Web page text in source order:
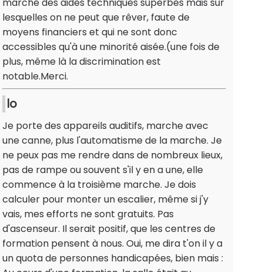
lesquelles on ne peut que rêver, faute de
moyens financiers et qui ne sont donc
accessibles qu'à une minorité aisée.(une fois de
plus, même là la discrimination est
notable.Merci.
lo
Je porte des appareils auditifs, marche avec
une canne, plus l'automatisme de la marche. Je
ne peux pas me rendre dans de nombreux lieux,
pas de rampe ou souvent s'il y en a une, elle
commence à la troisième marche. Je dois
calculer pour monter un escalier, même si j'y
vais, mes efforts ne sont gratuits. Pas
d'ascenseur. Il serait positif, que les centres de
formation pensent à nous. Oui, me dira t'on il y a
un quota de personnes handicapées, bien mais :